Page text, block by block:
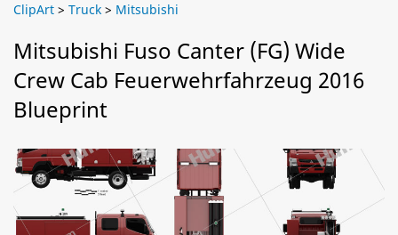
ClipArt > Truck > Mitsubishi
Mitsubishi Fuso Canter (FG) Wide
Crew Cab Feuerwehrfahrzeug 2016
Blueprint